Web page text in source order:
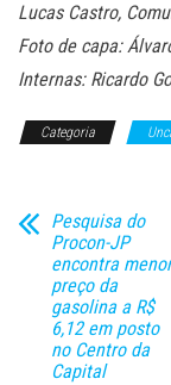
Lucas Castro,
Foto de capa:
Internas: Ricardo
Categoria
Pesquisa do
Procon-JP
encontra menor
preço da
gasolina a R$
6,12 em posto
no Centro da
Capital